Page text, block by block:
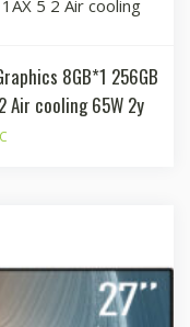
8GB*1 256GB
Air cooling 65W 2y